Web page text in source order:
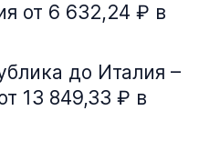
от 6 632,24 ₽ в
до Италия –
13 849,33 ₽ в